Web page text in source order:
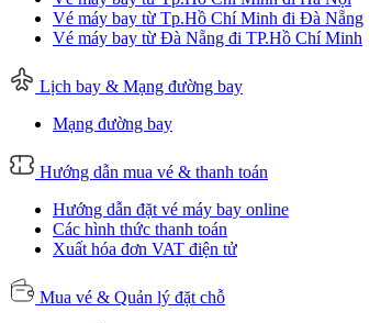
Vé máy bay từ Tp.Hồ Chí Minh đi Đà Nẵng
Vé máy bay từ Đà Nẵng đi TP.Hồ Chí Minh
Lịch bay & Mạng đường bay
Mạng đường bay
Hướng dẫn mua vé & thanh toán
Hướng dẫn đặt vé máy bay online
Các hình thức thanh toán
Xuất hóa đơn VAT điện tử
Mua vé & Quản lý đặt chỗ